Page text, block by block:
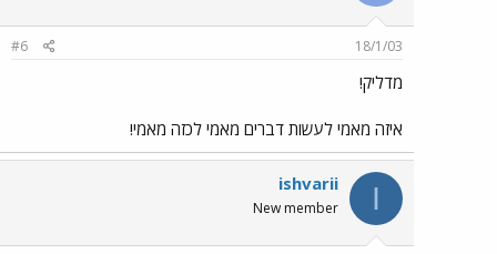
18/1/03
#6
מדליק!
איזה מאמי לעשות דברים מאמי לכזה מאמי!
I
ishvarii
New member